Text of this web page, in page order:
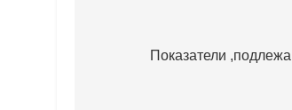
Показатели